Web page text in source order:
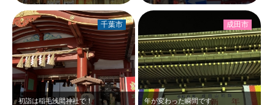
初詣は稲毛浅間神社で！
千葉市
年が変わった瞬間です
成田市